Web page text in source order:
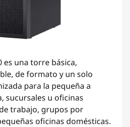
es una torre básica,
de formato y un solo
para la pequeña a
sucursales u oficinas
trabajo, grupos por
oficinas domésticas.